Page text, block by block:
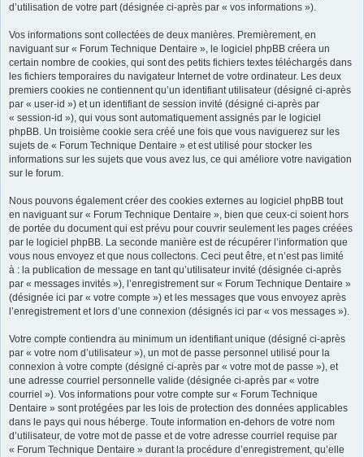
d’utilisation de votre part (désignée ci-après par « vos informations »).
Vos informations sont collectées de deux manières. Premièrement, en
naviguant sur « Forum Technique Dentaire », le logiciel phpBB créera un
certain nombre de cookies, qui sont des petits fichiers textes téléchargés dans
les fichiers temporaires du navigateur Internet de votre ordinateur. Les deux
premiers cookies ne contiennent qu’un identifiant utilisateur (désigné ci-après
par « user-id ») et un identifiant de session invité (désigné ci-après par
« session-id »), qui vous sont automatiquement assignés par le logiciel
phpBB. Un troisième cookie sera créé une fois que vous naviguerez sur les
sujets de « Forum Technique Dentaire » et est utilisé pour stocker les
informations sur les sujets que vous avez lus, ce qui améliore votre navigation
sur le forum.
Nous pouvons également créer des cookies externes au logiciel phpBB tout
en naviguant sur « Forum Technique Dentaire », bien que ceux-ci soient hors
de portée du document qui est prévu pour couvrir seulement les pages créées
par le logiciel phpBB. La seconde manière est de récupérer l’information que
vous nous envoyez et que nous collectons. Ceci peut être, et n’est pas limité
à : la publication de message en tant qu’utilisateur invité (désignée ci-après
par « messages invités »), l’enregistrement sur « Forum Technique Dentaire »
(désignée ici par « votre compte ») et les messages que vous envoyez après
l’enregistrement et lors d’une connexion (désignés ici par « vos messages »).
Votre compte contiendra au minimum un identifiant unique (désigné ci-après
par « votre nom d’utilisateur »), un mot de passe personnel utilisé pour la
connexion à votre compte (désigné ci-après par « votre mot de passe »), et
une adresse courriel personnelle valide (désignée ci-après par « votre
courriel »). Vos informations pour votre compte sur « Forum Technique
Dentaire » sont protégées par les lois de protection des données applicables
dans le pays qui nous héberge. Toute information en-dehors de votre nom
d’utilisateur, de votre mot de passe et de votre adresse courriel requise par
« Forum Technique Dentaire » durant la procédure d’enregistrement, qu’elle